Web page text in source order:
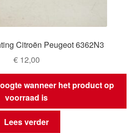
Citroën Peugeot 6362N3
€12,00
wanneer het product op
voorraad is
Lees verder